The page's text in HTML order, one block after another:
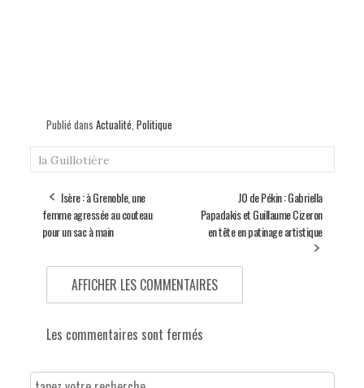
Publié dans Actualité Politique
la Guillotière
Isère : à Grenoble, une
femme agressée au couteau
pour un sac à main
JO de Pékin : Gabriella
Papadakis et Guillaume Cizeron
en tête en patinage artistique
AFFICHER LES COMMENTAIRES
Les commentaires sont fermés